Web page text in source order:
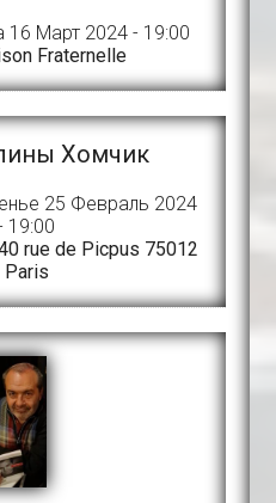
16 Март 2024 - 19:00
Fraternelle
Хомчик
25 Февраль 2024
19:00
rue de Picpus 75012
Paris